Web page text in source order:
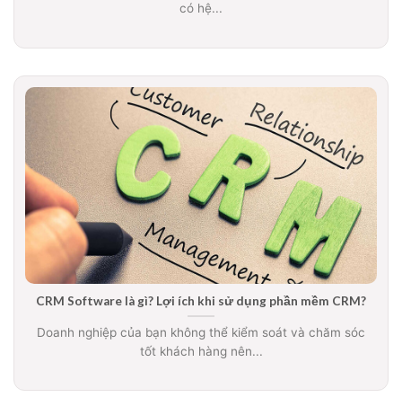
có hệ...
CRM Software là gì? Lợi ích khi sử dụng phần mềm CRM?
Doanh nghiệp của bạn không thể kiểm soát và chăm sóc
tốt khách hàng nên...